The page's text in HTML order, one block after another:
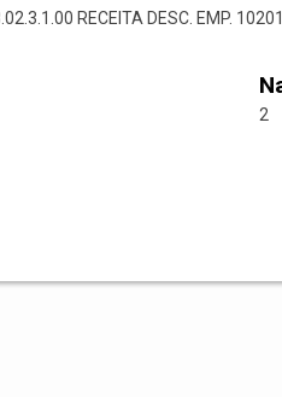
RECEITA DESC. EMP.
2